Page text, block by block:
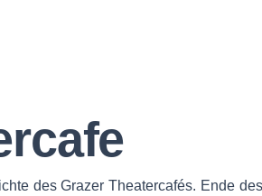
des Grazer Theatercafés. Ende